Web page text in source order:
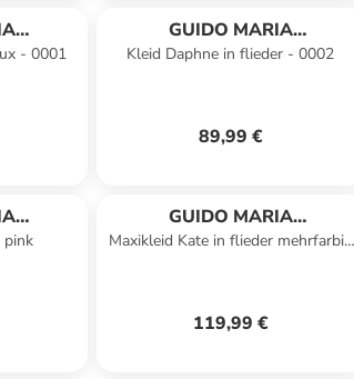
- 0001
GUIDO MARIA
KRETSCHMER
Kleid Daphne in flieder - 0002
89,99 €
pink
GUIDO MARIA
KRETSCHMER
Maxikleid Kate in flieder mehrfarbig
119,99 €